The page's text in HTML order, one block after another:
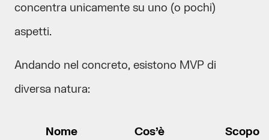
concentra unicamente su uno (o pochi)
aspetti.
Andando nel concreto, esistono MVP di
diversa natura:
Nome Cos’è Scopo